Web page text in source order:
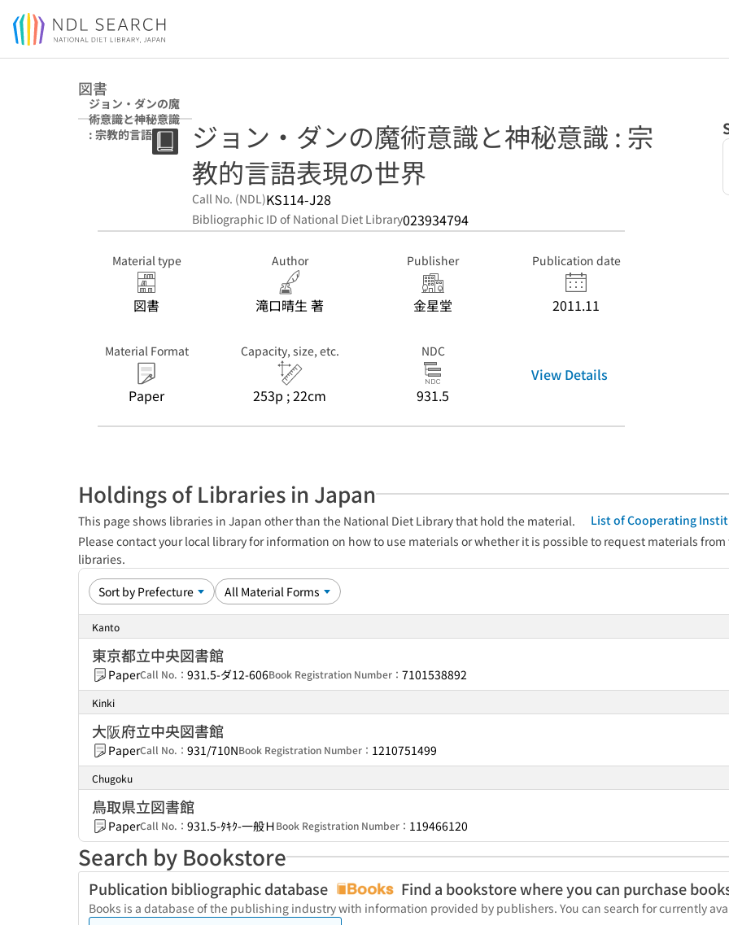
Jump to main content
図書
ジョン・ダンの魔
術意識と神秘意識
: 宗教的言語表現
ジョン・ダンの魔術意識と神秘意識 : 宗
教的言語表現の世界
Call No. (NDL)KS114-J28
Bibliographic ID of National Diet Library023934794
Material type
図書
Author
滝口晴生 著
Publisher
金星堂
Publication date
2011.11
Material Format
Paper
Capacity, size, etc.
253p ; 22cm
NDC
931.5
View Details
Holdings of Libraries in Japan
This page shows libraries in Japan other than the National Diet Library that hold the material.
List of Cooperating
Please contact your local library for information on how to use materials or whether it is possible to request materials
libraries.
Kanto
東京都立中央図書館
PaperCall No.： 931.5-ダ12-606Book Registration Number： 7101538892
Kinki
大阪府立中央図書館
PaperCall No.： 931/710NBook Registration Number： 1210751499
Chugoku
鳥取県立図書館
PaperCall No.： 931.5-ﾀｷｸ-一般ＨBook Registration Number： 119466120
Search by Bookstore
Publication bibliographic database Find a bookstore where you can purchase
Books is a database of the publishing industry with information provided by publishers. You can search for currently